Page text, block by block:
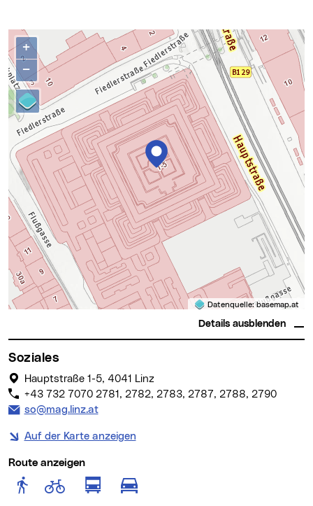
Kontakte
Karte überspringen
+
−
Datenquelle:basemap.at
Details ausblenden
Soziales
Hauptstraße 1-5, 4041 Linz
+43 732 7070 2781, 2782, 2783, 2787, 2788, 2790
E-Mail Adresse:
so@mag.linz.at
Auf der Karte anzeigen
Route anzeigen
Route anzeigen für Fußgänger
Route anzeigen für
Route anzeigen für
Route anzeigen für